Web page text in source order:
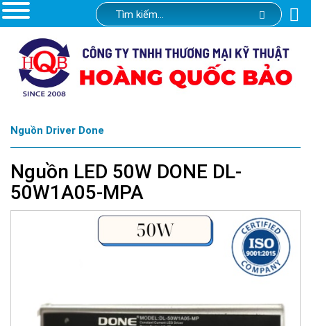
Nguồn Driver Done
Nguồn LED 50W DONE DL-
50W1A05-MPA